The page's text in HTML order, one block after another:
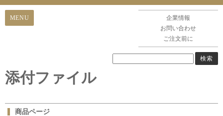
企業情報
お問い合わせ
ご注文前に
添付ファイル
商品ページ